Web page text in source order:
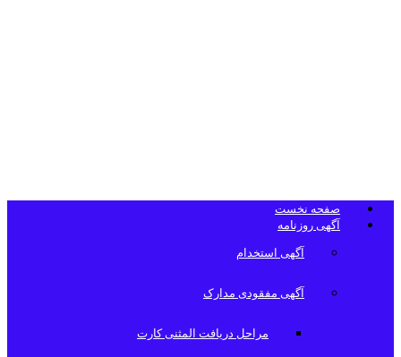
صفحه نخست
آگهی روزنامه
آگهی استخدام
آگهی مفقودی مدارک
مراحل دریافت المثنی کارت